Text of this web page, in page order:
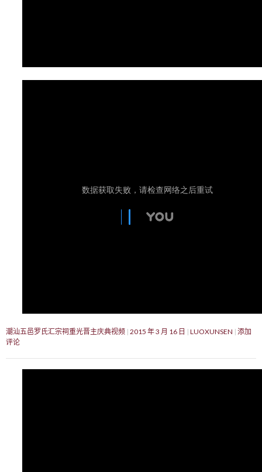
潮汕五邑罗氏汇宗祠重光晋主庆典视频 2015 年 3 月 16 日 LUOXUNSEN 添加
评论